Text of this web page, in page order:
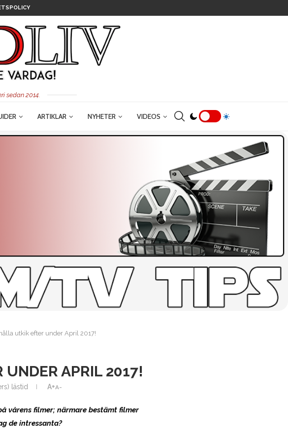
sedan 2014.
ARTIKLAR NYHETER VIDEOS
utkik efter under April 2017!
APRIL 2017!
lästid A+A-
vårens filmer; närmare bestämt filmer
de intressanta?